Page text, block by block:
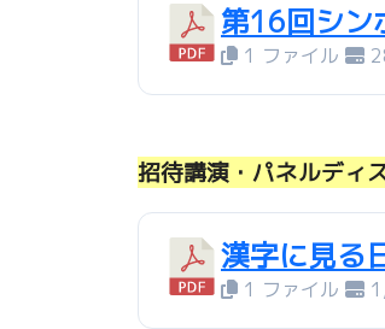
第16回シン
1 ファイル
招待講演・パネルディ
漢字に見る
1 ファイル